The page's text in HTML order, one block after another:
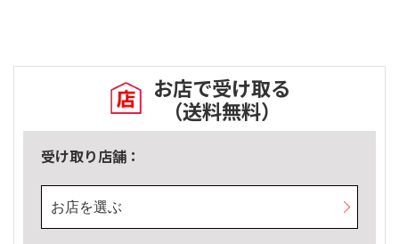
お店で受け取る
（送料無料）
受け取り店舗：
お店を選ぶ